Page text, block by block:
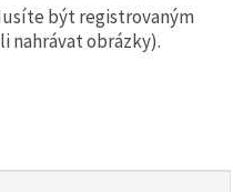
být registrovaným
nahrávat obrázky).